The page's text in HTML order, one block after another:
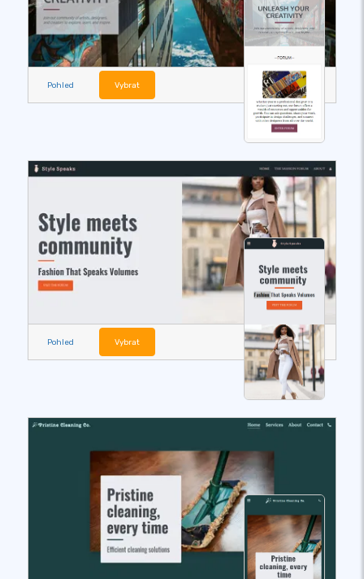
Pohled Vybrat
Pohled Vybrat